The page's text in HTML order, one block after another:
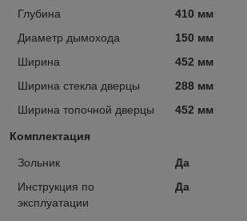
Глубина
410 мм
Диаметр дымохода
150 мм
Ширина
452 мм
Ширина стекла дверцы
288 мм
Ширина топочной дверцы
452 мм
Комплектация
Зольник
Да
Инструкция по
эксплуатации
Да